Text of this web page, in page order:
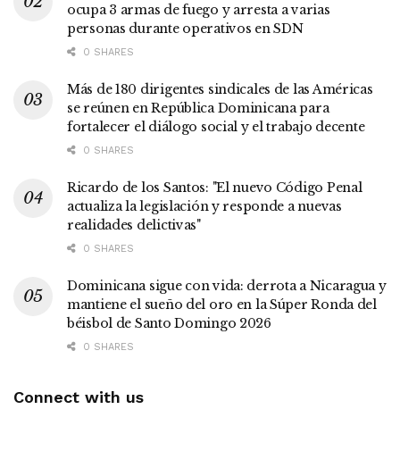
ocupa 3 armas de fuego y arresta a varias
personas durante operativos en SDN
0 SHARES
Más de 180 dirigentes sindicales de las Américas
se reúnen en República Dominicana para
fortalecer el diálogo social y el trabajo decente
0 SHARES
Ricardo de los Santos: "El nuevo Código Penal
actualiza la legislación y responde a nuevas
realidades delictivas"
0 SHARES
Dominicana sigue con vida: derrota a Nicaragua y
mantiene el sueño del oro en la Súper Ronda del
béisbol de Santo Domingo 2026
0 SHARES
Connect with us